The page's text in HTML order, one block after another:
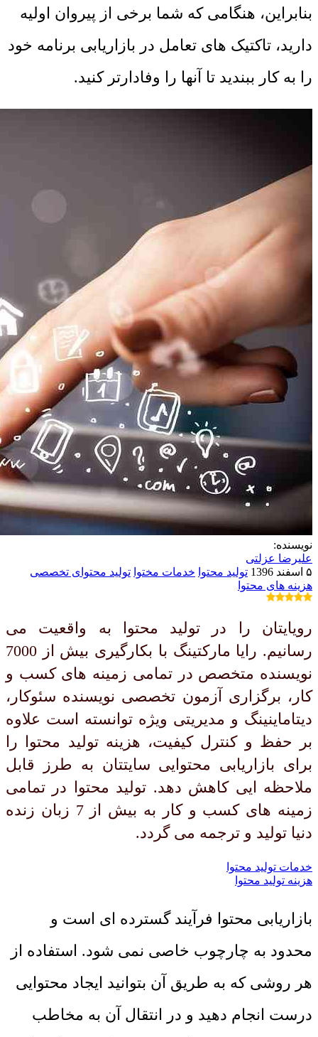
بنابراین، هنگامی که شما برخی از پیروان اولیه
دارید، تاکتیک های تعامل در بازاریابی برنامه خود
را به کار ببندید تا آنها را وفادارتر کنید.
نویسنده:
علیرضا عزلتی
۵ اسفند 1396
تولید محتوا خدمات مختوا تولید محتوای تخصصی
هزینه های محتوا
رویایتان را در تولید محتوا به واقعیت می
رسانیم. رایا مارکتینگ با بکارگیری بیش از 7000
نویسنده متخصص در تمامی زمینه های کسب و
کار، برگزاری آزمون تخصصی نویسنده سئوکار،
دیتاماینینگ و مدیریتی ویژه توانسته است علاوه
بر حفظ و کنترل کیفیت، هزینه تولید محتوا را
برای بازاریابی محتوایی سایتتان به طرز قابل
ملاحظه ایی کاهش دهد. تولید محتوا در تمامی
زمینه های کسب و کار به بیش از 7 زبان زنده
دنیا تولید و ترجمه می گردد.
خدمات تولید محتوا
هزینه تولید محتوا
بازاریابی محتوا فرآیند گسترده ای است و
محدود به چارچوب خاصی نمی شود. استفاده از
هر روشی که به طریق آن بتوانید ایجاد محتوایی
درست انجام دهید و در انتقال آن به مخاطب